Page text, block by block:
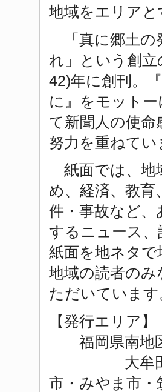
地域をエリア
「真に郷土の
れ」という創
42)年に創刊。
に』をモット
て新聞人の使命
努力を重ねてい
紙面では、地
め、経済、教育
件・事故など
するニュース
紙面を地ネタ
地域の読者の
ただいています
【発行エリア】
福岡県南地
大牟田市
市・みやま市・